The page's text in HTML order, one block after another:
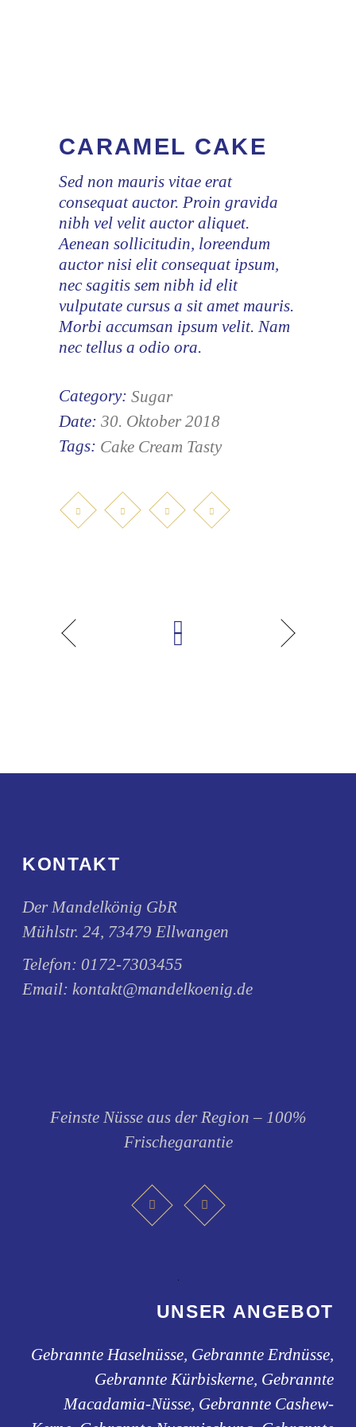
CARAMEL CAKE
Sed non mauris vitae erat
consequat auctor. Proin gravida
nibh vel velit auctor aliquet.
Aenean sollicitudin, loreendum
auctor nisi elit consequat ipsum,
nec sagitis sem nibh id elit
vulputate cursus a sit amet mauris.
Morbi accumsan ipsum velit. Nam
nec tellus a odio ora.
Category: Sugar
Date: 30. Oktober 2018
Tags: Cake Cream Tasty
KONTAKT
Der Mandelkönig GbR
Mühlstr. 24, 73479 Ellwangen
Telefon:0172-7303455
Email: kontakt@mandelkoenig.de
Feinste Nüsse aus der Region – 100%
Frischegarantie
UNSER ANGEBOT
Gebrannte Haselnüsse, Gebrannte Erdnüsse,
Gebrannte Kürbiskerne, Gebrannte
Macadamia-Nüsse, Gebrannte Cashew-